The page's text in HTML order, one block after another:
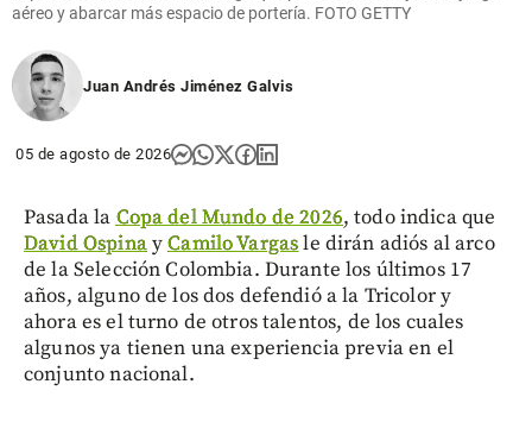
aéreo y abarcar más espacio de portería. FOTO GETTY
Juan Andrés Jiménez Galvis
05 de agosto de 2026
Pasada la Copa del Mundo de 2026, todo indica que
David OspinayCamilo Vargasle dirán adiós al arco
de la Selección Colombia. Durante los últimos 17
años, alguno de los dos defendió a la Tricolor y
ahora es el turno de otros talentos, de los cuales
algunos ya tienen una experiencia previa en el
conjunto nacional.